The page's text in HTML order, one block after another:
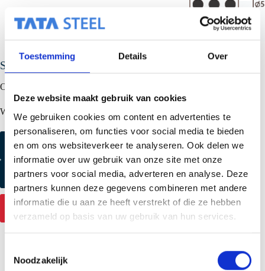
Toestemming Details Over
Deze website maakt gebruik van cookies
We gebruiken cookies om content en advertenties te
personaliseren, om functies voor social media te bieden
en om ons websiteverkeer te analyseren. Ook delen we
informatie over uw gebruik van onze site met onze
partners voor social media, adverteren en analyse. Deze
partners kunnen deze gegevens combineren met andere
informatie die u aan ze heeft verstrekt of die ze hebben
verzameld op basis van uw gebruik van hun services.
Noodzakelijk
SAB 155R/840
Ook leverbaar in 350 N/mm
Wordt alleen geproduceerd in locatie Niederaula (DE).
Kleurmonster aanvragen
Productmonster aanvragen
Contact